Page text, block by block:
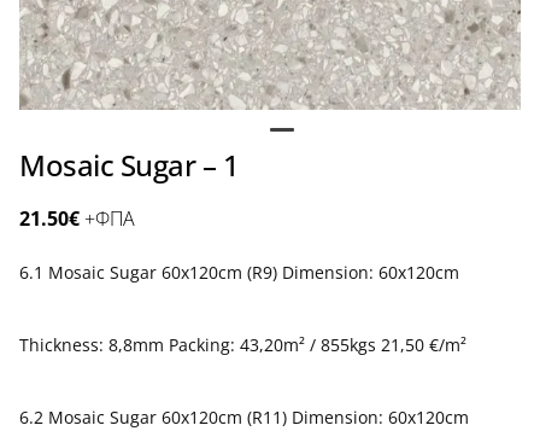
Mosaic Sugar – 1
21.50€+ΦΠΑ
6.1 Mosaic Sugar 60x120cm (R9) Dimension: 60x120cm
Thickness: 8,8mm Packing: 43,20m² / 855kgs 21,50 €/m²
6.2 Mosaic Sugar 60x120cm (R11) Dimension: 60x120cm